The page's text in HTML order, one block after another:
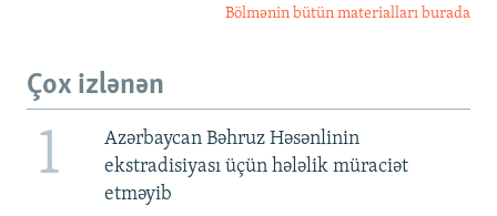
Bölmənin bütün materialları burada
Çox izlənən
1
Azərbaycan Bəhruz Həsənlinin
ekstradisiyası üçün hələlik müraciət
etməyib